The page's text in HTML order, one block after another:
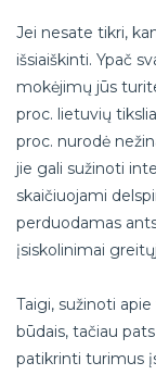
Jei nesate tikri,
išsiaiškinti. Ypač
mokėjimų jūs
proc. lietuvių
proc. nurodė
jie gali sužinoti
skaičiuojami
perduodamas
įsiskolinimai
Taigi, sužinoti
būdais, tačiau
patikrinti turimus